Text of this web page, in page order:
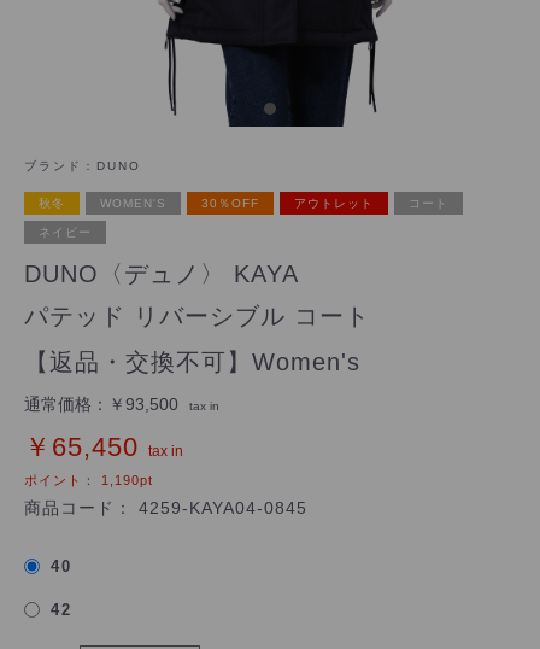
ブランド： DUNO
秋冬 WOMEN'S 30％OFF アウトレット コート
ネイビー
DUNO〈デュノ〉 KAYA
パテッド リバーシブル コート
【返品・交換不可】Women's
通常価格： ￥93,500 tax in
￥65,450 tax in
ポイント： 1,190pt
商品コード： 4259-KAYA04-0845
40
42